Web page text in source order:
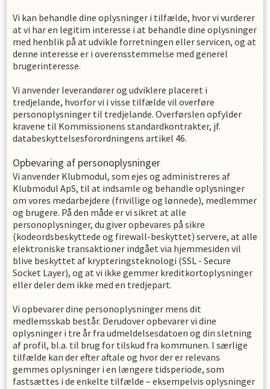
Vi kan behandle dine oplysninger i tilfælde, hvor vi vurderer
at vi har en legitim interesse i at behandle dine oplysninger
med henblik på at udvikle forretningen eller servicen, og at
denne interesse er i overensstemmelse med generel
brugerinteresse.
Vi anvender leverandører og udviklere placeret i
tredjelande, hvorfor vi i visse tilfælde vil overføre
personoplysninger til tredjelande. Overførslen opfylder
kravene til Kommissionens standardkontrakter, jf.
databeskyttelsesforordningens artikel 46.
Opbevaring af personoplysninger
Vi anvender Klubmodul, som ejes og administreres af
Klubmodul ApS, til at indsamle og behandle oplysninger
om vores medarbejdere (frivillige og lønnede), medlemmer
og brugere. På den måde er vi sikret at alle
personoplysninger, du giver opbevares på sikre
(kodeordsbeskyttede og firewall-beskyttet) servere, at alle
elektroniske transaktioner indgået via hjemmesiden vil
blive beskyttet af krypteringsteknologi (SSL - Secure
Socket Layer), og at vi ikke gemmer kreditkortoplysninger
eller deler dem ikke med en tredjepart.
Vi opbevarer dine personoplysninger mens dit
medlemsskab består. Derudover opbevarer vi dine
oplysninger i tre år fra udmeldelsesdatoen og din sletning
af profil, bl.a. til brug for tilskud fra kommunen. l særlige
tilfælde kan der efter aftale og hvor der er relevans
gemmes oplysninger i en længere tidsperiode, som
fastsættes i de enkelte tilfælde – eksempelvis oplysninger